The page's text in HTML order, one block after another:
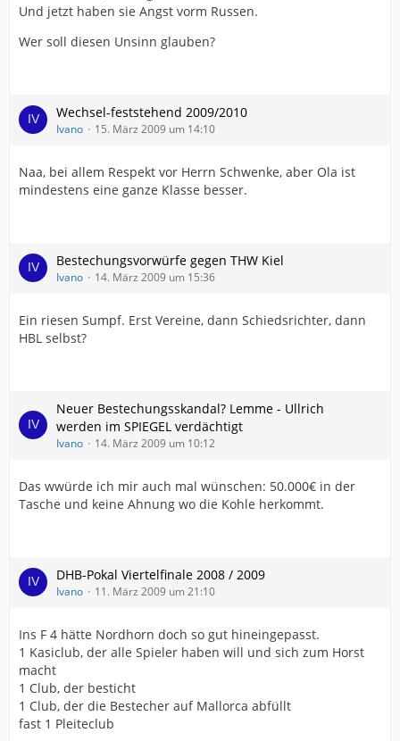
Und jetzt haben sie Angst vorm Russen.
Wer soll diesen Unsinn glauben?
Wechsel-feststehend 2009/2010
Ivano 15. März 2009 um 14:10
Naa, bei allem Respekt vor Herrn Schwenke, aber Ola ist
mindestens eine ganze Klasse besser.
Bestechungsvorwürfe gegen THW Kiel
Ivano 14. März 2009 um 15:36
Ein riesen Sumpf. Erst Vereine, dann Schiedsrichter, dann
HBL selbst?
Neuer Bestechungsskandal? Lemme - Ullrich
werden im SPIEGEL verdächtigt
Ivano 14. März 2009 um 10:12
Das wwürde ich mir auch mal wünschen: 50.000€ in der
Tasche und keine Ahnung wo die Kohle herkommt.
DHB-Pokal Viertelfinale 2008 / 2009
Ivano 11. März 2009 um 21:10
Ins F 4 hätte Nordhorn doch so gut hineingepasst.
1 Kasiclub, der alle Spieler haben will und sich zum Horst
macht
1 Club, der besticht
1 Club, der die Bestecher auf Mallorca abfüllt
fast 1 Pleiteclub